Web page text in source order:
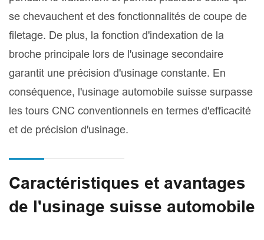
se chevauchent et des fonctionnalités de coupe de
filetage. De plus, la fonction d'indexation de la
broche principale lors de l'usinage secondaire
garantit une précision d'usinage constante. En
conséquence, l'usinage automobile suisse surpasse
les tours CNC conventionnels en termes d'efficacité
et de précision d'usinage.
Caractéristiques et avantages
de l'usinage suisse automobile